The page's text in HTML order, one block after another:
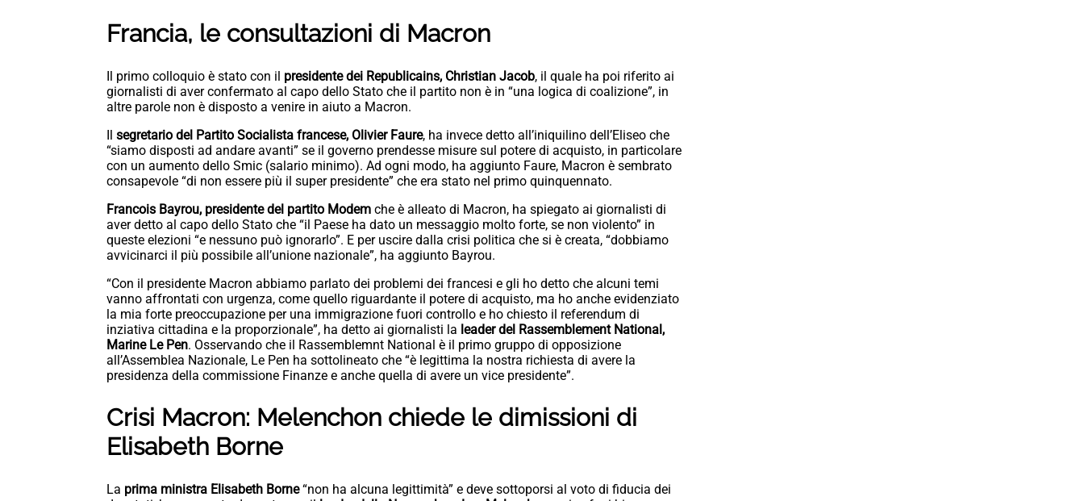
Francia, le consultazioni di Macron
Il primo colloquio è stato con il presidente dei Republicains, Christian Jacob, il quale ha poi riferito ai
giornalisti di aver confermato al capo dello Stato che il partito non è in “una logica di coalizione”, in
altre parole non è disposto a venire in aiuto a Macron.
Il segretario del Partito Socialista francese, Olivier Faure, ha invece detto all’iniquilino dell’Eliseo che
“siamo disposti ad andare avanti” se il governo prendesse misure sul potere di acquisto, in particolare
con un aumento dello Smic (salario minimo). Ad ogni modo, ha aggiunto Faure, Macron è sembrato
consapevole “di non essere più il super presidente” che era stato nel primo quinquennato.
Francois Bayrou, presidente del partito Modem che è alleato di Macron, ha spiegato ai giornalisti di
aver detto al capo dello Stato che “il Paese ha dato un messaggio molto forte, se non violento” in
queste elezioni “e nessuno può ignorarlo”. E per uscire dalla crisi politica che si è creata, “dobbiamo
avvicinarci il più possibile all’unione nazionale”, ha aggiunto Bayrou.
“Con il presidente Macron abbiamo parlato dei problemi dei francesi e gli ho detto che alcuni temi
vanno affrontati con urgenza, come quello riguardante il potere di acquisto, ma ho anche evidenziato
la mia forte preoccupazione per una immigrazione fuori controllo e ho chiesto il referendum di
inziativa cittadina e la proporzionale”, ha detto ai giornalisti la leader del Rassemblement National,
Marine Le Pen. Osservando che il Rassemblemnt National è il primo gruppo di opposizione
all’Assemblea Nazionale, Le Pen ha sottolineato che “è legittima la nostra richiesta di avere la
presidenza della commissione Finanze e anche quella di avere un vice presidente”.
Crisi Macron: Melenchon chiede le dimissioni di
Elisabeth Borne
La prima ministra Elisabeth Borne“non ha alcuna legittimità” e deve sottoporsi al voto di fiducia dei